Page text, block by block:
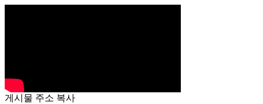
게시물 주소 복사